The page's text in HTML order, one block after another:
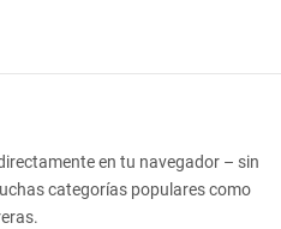
en tu navegador – sin
categorías populares como